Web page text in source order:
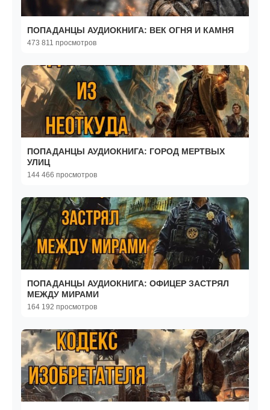
ПОПАДАНЦЫ АУДИОКНИГА: ВЕК ОГНЯ И КАМНЯ
473 811 просмотров
ПОПАДАНЦЫ АУДИОКНИГА: ГОРОД МЕРТВЫХ
УЛИЦ
144 466 просмотров
ПОПАДАНЦЫ АУДИОКНИГА: ОФИЦЕР ЗАСТРЯЛ
МЕЖДУ МИРАМИ
164 192 просмотров